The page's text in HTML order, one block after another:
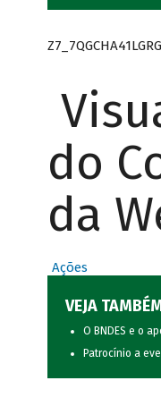
do
da
Ações
VEJA
O BNDES e o
Patrocínio a